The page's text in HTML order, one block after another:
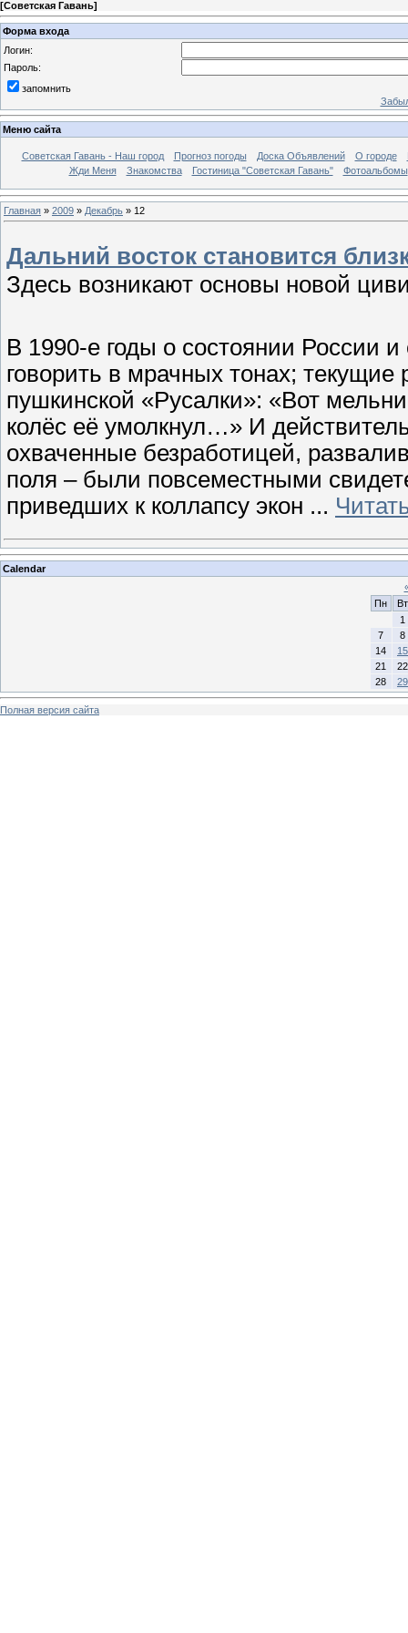
[Советская Гавань]
Форма входа
Логин:
Пароль:
запомнить
Меню сайта
Советская Гавань - Наш город Прогноз погоды Доска Объявлений О городе
Жди Меня
Знакомства Гостиница "Советская Гавань" Фотоальбомы
Главная » 2009 » Декабрь » 12
Дальний восток становится
Здесь возникают основы новой
В 1990-е годы о состоянии России
говорить в мрачных тонах;
пушкинской «Русалки»: «Вот
колёс её умолкнул…» И
охваченные безработицей,
поля – были повсеместными
приведших к коллапсу экон ...
Calendar
Пн
Вт
1
7
8
14
15
21
22
28
29
Полная версия сайта